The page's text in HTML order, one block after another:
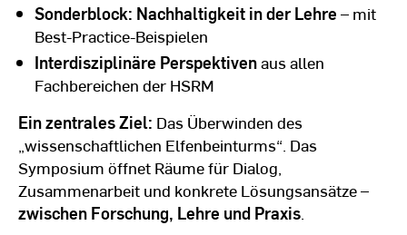
Sonderblock: Nachhaltigkeit in der Lehre – mit
Best-Practice-Beispielen
Interdisziplinäre Perspektivenaus allen
Fachbereichen der HSRM
Ein zentrales Ziel: Das Überwinden des
„wissenschaftlichen Elfenbeinturms“. Das
Symposium öffnet Räume für Dialog,
Zusammenarbeit und konkrete Lösungsansätze –
zwischen Forschung, Lehre und Praxis.